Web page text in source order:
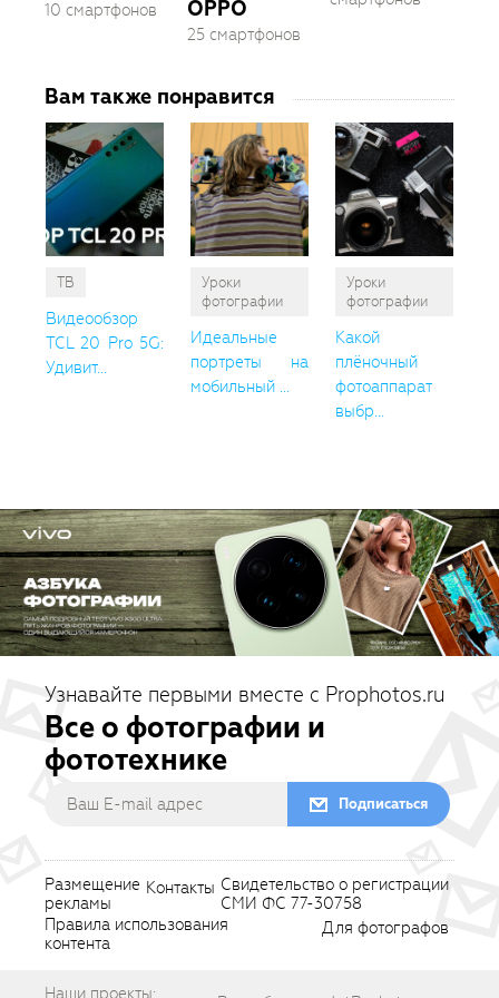
10 смартфонов OPPO
25 смартфонов
Вам также понравится
ТВ
Видеообзор
TCL 20 Pro 5G:
Удивит...
Уроки
фотографии
Идеальные
портреты на
мобильный ...
Уроки
фотографии
Какой
плёночный
фотоаппарат
выбр...
Узнавайте первыми вместе с Prophotos.ru
Все о фотографии и
фототехнике
Подписаться
Размещение
рекламы
Контакты Свидетельство о регистрации
СМИ ФС 77-30758
Правила использования
контента
Для фотографов